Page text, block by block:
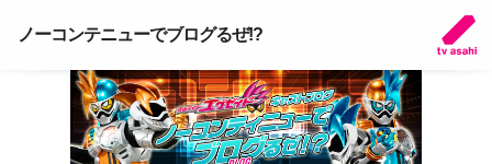
ノーコンテニューでブログるぜ!?